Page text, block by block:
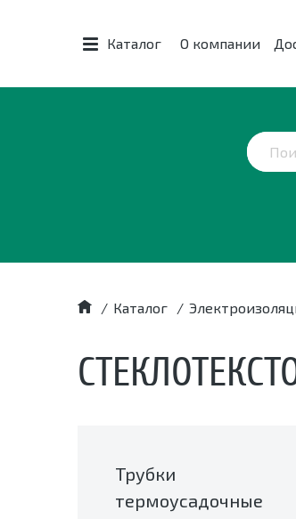
Каталог О компании
/ Каталог /
Трубки
термоусадочные